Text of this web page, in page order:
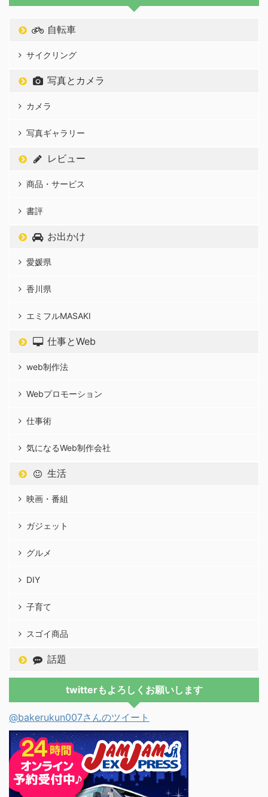
自転車
サイクリング
写真とカメラ
カメラ
写真ギャラリー
レビュー
商品・サービス
書評
お出かけ
愛媛県
香川県
エミフルMASAKI
仕事とWeb
web制作法
Webプロモーション
仕事術
気になるWeb制作会社
生活
映画・番組
ガジェット
グルメ
DIY
子育て
スゴイ商品
話題
twitterもよろしくお願いします
@bakerukun007さんのツイート